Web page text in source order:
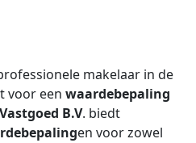
makelaar in de
voor een waardebepaling
B.V. biedt
en voor zowel